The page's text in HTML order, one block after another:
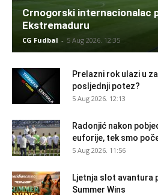
Crnogorski internacionalac
Ekstremaduru
CG Fudbal - 5 Aug 2026. 12:35
Prelazni rok ulazi u
posljednji potez?
5 Aug 2026. 12:13
Radonjić nakon
euforije, tek smo
5 Aug 2026. 11:56
Ljetnja slot avantura
Summer Wins